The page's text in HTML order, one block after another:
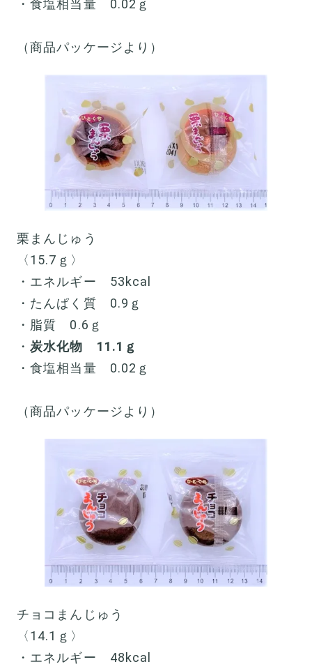
・食塩相当量 0.02ｇ
（商品パッケージより）
栗まんじゅう
〈15.7ｇ〉
・エネルギー 53kcal
・たんぱく質 0.9ｇ
・脂質 0.6ｇ
・炭水化物 11.1ｇ
・食塩相当量 0.02ｇ
（商品パッケージより）
チョコまんじゅう
〈14.1ｇ〉
・エネルギー 48kcal